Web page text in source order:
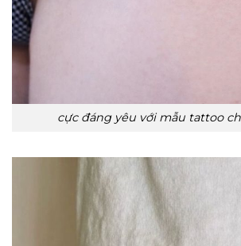
cực đáng yêu với mẫu tattoo